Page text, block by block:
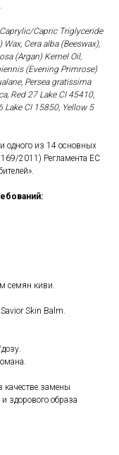
Capric Triglyceride
Cera alba (Beeswax),
(Argan) Kernel Oil,
(Evening Primrose)
Persea gratissima
Red 27 Lake CI 45410,
Lake CI 15850, Yellow 5
одного из 14 основных
2011) Регламента ЕС
семян киви.
Skin Balm.
замены
здорового образа